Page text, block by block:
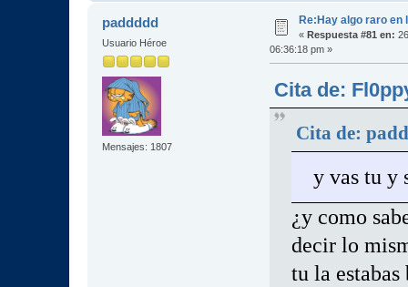
paddddd
Usuario Héroe
Mensajes: 1807
Re:Hay algo raro en
« Respuesta #81 en:
06:36:18 pm »
Cita de:
Cita de:
y vas tu y
¿y como
decir lo
tu la